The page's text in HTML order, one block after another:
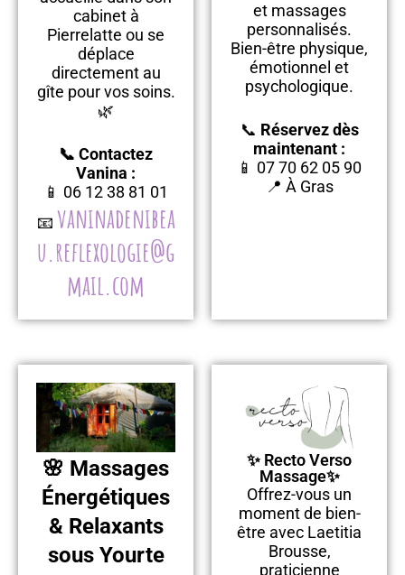
cabinet à
Pierrelatte ou se
déplace
directement au
gîte pour vos soins.
🌿
📞 Contactez
Vanina :
📱 06 12 38 81 01
📧 vaninadenibea
u.reflexologie@g
mail.com
et massages
personnalisés.
Bien-être physique,
émotionnel et
psychologique.
📞 Réservez dès
maintenant :
📱 07 70 62 05 90
📍 À Gras
🌸 Massages
Énergétiques
& Relaxants
sous Yourte
✨ Recto Verso
Massage✨
Offrez-vous un
moment de bien-
être avec Laetitia
Brousse,
praticienne